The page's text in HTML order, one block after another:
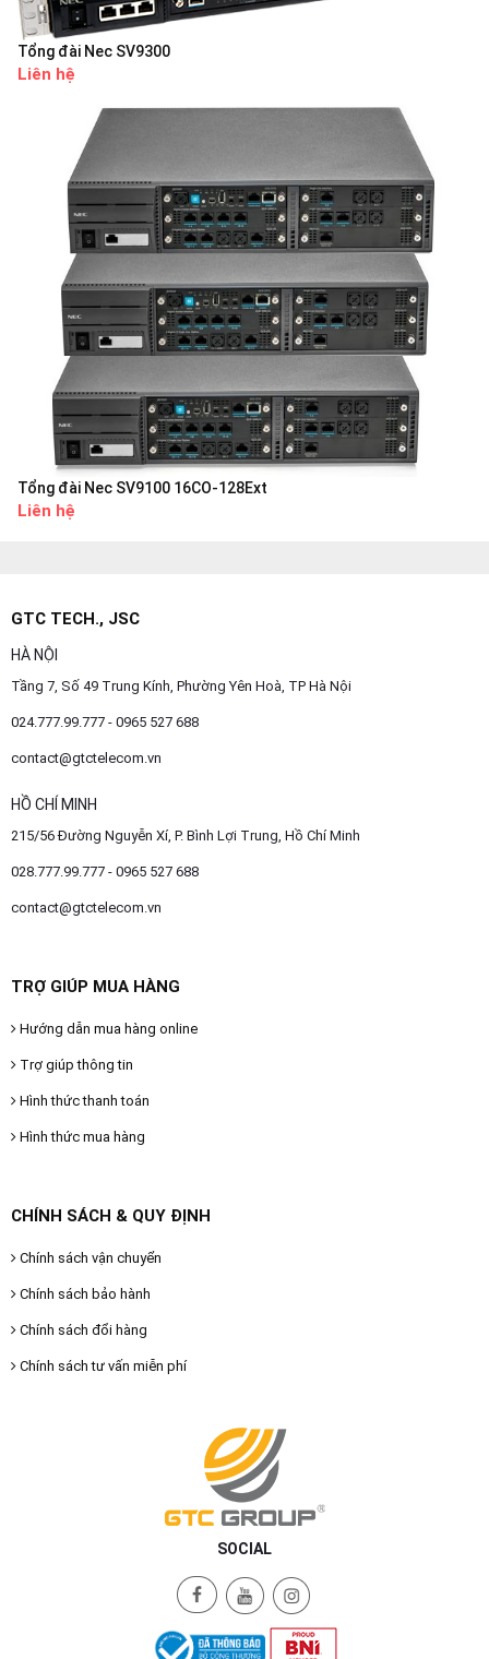
Tổng đài Nec SV9300
Liên hệ
Tổng đài Nec SV9100 16CO-128Ext
Liên hệ
GTC TECH., JSC
HÀ NỘI
Tầng 7, Số 49 Trung Kính, Phường Yên Hoà, TP Hà Nội
024.777.99.777 - 0965 527 688
contact@gtctelecom.vn
HỒ CHÍ MINH
215/56 Đường Nguyễn Xí, P. Bình Lợi Trung, Hồ Chí Minh
028.777.99.777 - 0965 527 688
contact@gtctelecom.vn
TRỢ GIÚP MUA HÀNG
Hướng dẫn mua hàng online
Trợ giúp thông tin
Hình thức thanh toán
Hình thức mua hàng
CHÍNH SÁCH & QUY ĐỊNH
Chính sách vận chuyển
Chính sách bảo hành
Chính sách đổi hàng
Chính sách tư vấn miễn phí
SOCIAL